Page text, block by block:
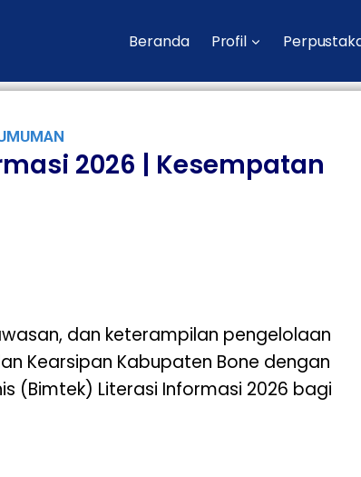
Beranda Profil
2026 | Kesempatan
dan keterampilan pengelolaan
Kearsipan Kabupaten Bone dengan
(Bimtek) Literasi Informasi 2026 bagi